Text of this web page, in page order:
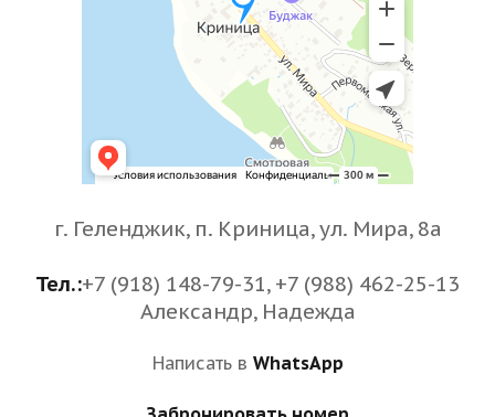
г. Геленджик, п. Криница, ул. Мира, 8а
Тел.:+7 (918) 148-79-31, +7 (988) 462-25-13
Александр, Надежда
Написать в WhatsApp